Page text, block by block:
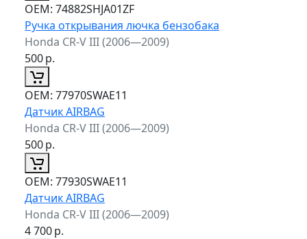
ОЕМ: 74882SHJA01ZF
Ручка открывания лючка бензобака
Honda CR-V III (2006—2009)
500р.
ОЕМ: 77970SWAE11
Датчик AIRBAG
Honda CR-V III (2006—2009)
500р.
ОЕМ: 77930SWAE11
Датчик AIRBAG
Honda CR-V III (2006—2009)
4 700р.